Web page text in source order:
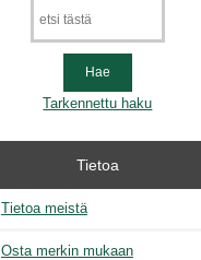
Tarkennettu haku
Tietoa
Tietoa meistä
Osta merkin mukaan